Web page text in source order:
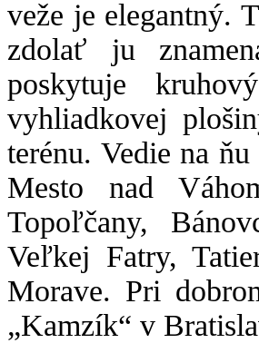
veže je elegantný.
zdolať ju
poskytuje
vyhliadkovej
terénu. Vedie na
Mesto nad
Topoľčany,
Veľkej Fatry,
Morave. Pri
„Kamzík“ v